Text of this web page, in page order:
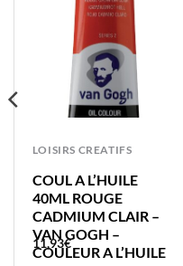
LOISIRS CREATIFS
COUL A L’HUILE
40ML ROUGE
CADMIUM CLAIR –
VAN GOGH –
COULEUR A L’HUILE
11,93€